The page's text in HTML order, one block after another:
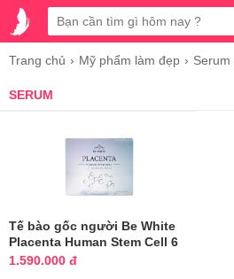
Trang chủ Mỹ phẩm làm đẹp Serum
SERUM
Tế bào gốc người Be White
Placenta Human Stem Cell 6
lọ
1.590.000 đ